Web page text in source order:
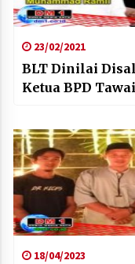
23/02/2021
BLT Dinilai
Ketua BPD
18/04/2023